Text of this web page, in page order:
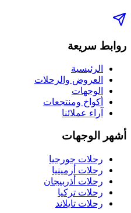
روابط سريعة
الرئيسية
العروض والرحلات
الوجهات
أكواخ ومنتجعات
آراء عملائنا
أشهر الوجهات
رحلات جورجيا
رحلات أرمينيا
رحلات أذربيجان
رحلات تركيا
رحلات تايلاند